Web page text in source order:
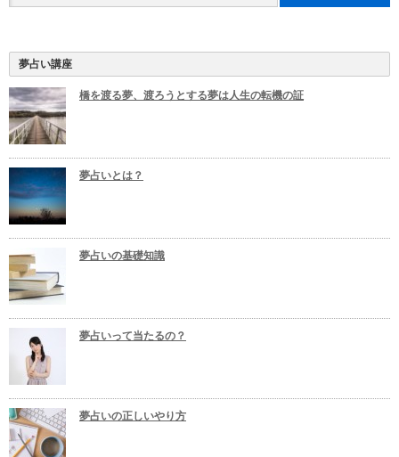
夢占い講座
橋を渡る夢、渡ろうとする夢は人生の転機の証
夢占いとは？
夢占いの基礎知識
夢占いって当たるの？
夢占いの正しいやり方